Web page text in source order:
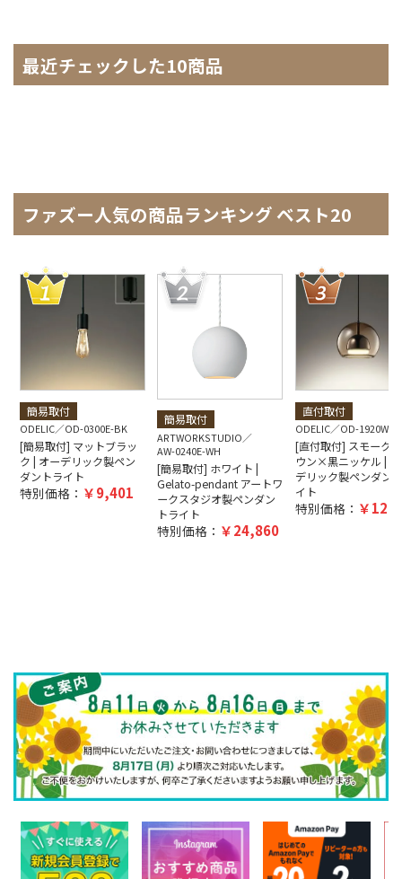
最近チェックした10商品
ファズー人気の商品ランキング ベスト20
簡易取付
ODELIC OD-0300E-BK
[簡易取付] マットブラッ
ク | オーデリック製ペン
ダントライト
特別価格： 9,401
簡易取付
ARTWORKSTUDIO
AW-0240E-WH
[簡易取付] ホワイト |
Gelato-pendant アートワ
ークスタジオ製ペンダン
トライト
特別価格： 24,860
直付取付
ODELIC OD-1920W-
[直付取付] スモーク
ウン×黒ニッケル |
デリック製ペンダン
イト
特別価格：